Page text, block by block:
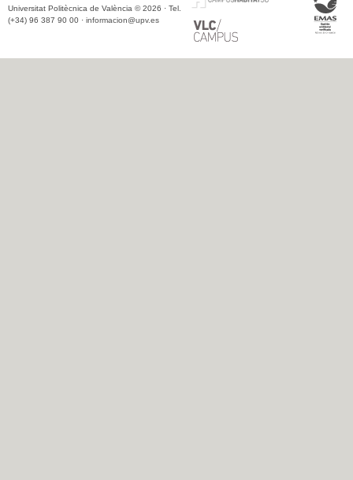
Universitat Politècnica de València © 2026 · Tel.
(+34) 96 387 90 00 · informacion@upv.es